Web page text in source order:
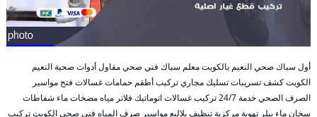
أول سباك صحي النعيم بالكويت معلم سباك فني صحي مقاول أدوات صحية النعيم
الكويت كشف تسريبات تسليك مجاري تركيب أطقم حمامات غسالات فتح مواسير
الصرف الصحي خدمة 24/7 تركيب غسالات اتوماتيك فلاتر مياه مضخات ماء شفاطات
سخان ماء بيلر تهوية مركزية تنظيف بلاليع مواسير صرف المياه فني صحي الكويت تركيب